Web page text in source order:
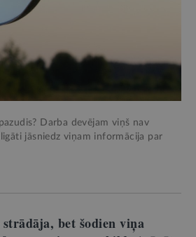
Darba devējam viņš nav
jāsniedz viņam informācija par
bet šodien viņa